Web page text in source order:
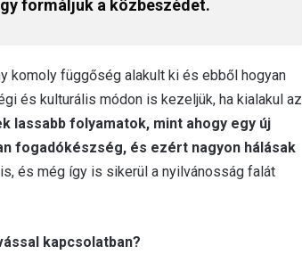
formáljuk a közbeszédet.
komoly függőség alakult ki és ebből hogyan
és kulturális módon is kezeljük, ha kialakul az
lassabb folyamatok, mint ahogy egy új
fogadókészség, és ezért nagyon hálásak
és még így is sikerül a nyilvánosság falát
kapcsolatban?